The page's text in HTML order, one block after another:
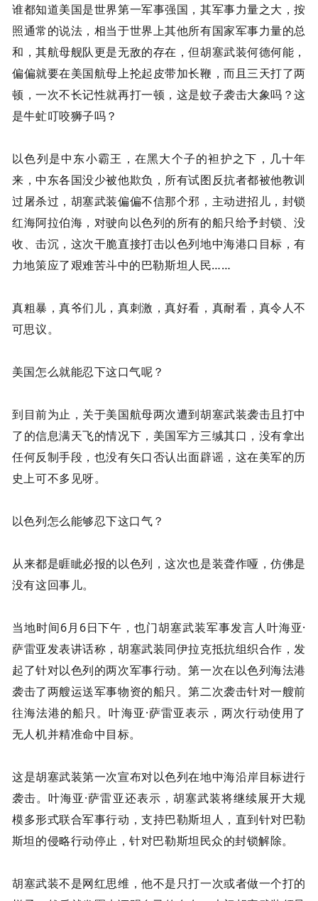
谁都知道美国是世界第一军事强国，其军事力量之大，按
照通常的说法，相当于世界上其他所有国家军事力量的总
和，其航母舰队更是无敌的存在，但胡塞武装何德何能，
偏偏就要在美国航母上抡起皮带加长鞭，而且三天打了两
顿，一次不长记性就再打一顿，这是蚊子袭击大象吗？这
是牛虻叮咬狮子吗？
以色列是中东小霸王，在黑大个子的袒护之下，几十年
来，中东各国没少被他欺负，所有试图反抗者都被他教训
过屠杀过，胡塞武装偏偏不信那个邪，主动进招儿，封锁
红海阿拉伯海，对驶向以色列的所有的船只给予封锁、没
收、击沉，这次干脆直接打击以色列地中海港口目标，有
力地策应了艰难苦斗中的巴勒斯坦人民……
真粗暴，真爷们儿，真刺激，真好看，真耐看，真令人不
可思议。
美国怎么就能忍下这口气呢？
到目前为止，关于美国航母两次遭到胡塞武装袭击且打中
了的信息满天飞的情况下，美国军方三缄其口，没有拿出
任何反制手段，也没有矢口否认出面辟谣，这在美军的历
史上可不多见呀。
以色列怎么能够忍下这口气？
从来都是睚眦必报的以色列，这次也是装聋作哑，仿佛是
没有这回事儿。
当地时间6月6日下午，也门胡塞武装军事发言人叶海亚·
萨雷亚发表讲话称，胡塞武装同伊拉克抵抗组织合作，发
起了针对以色列的两次军事行动。第一次在以色列海法港
袭击了两艘运送军事物资的船只。第二次袭击针对一艘前
往海法港的船只。叶海亚·萨雷亚表示，两次行动使用了
无人机并精准命中目标。
这是胡塞武装第一次宣布对以色列在地中海沿岸目标进行
袭击。叶海亚·萨雷亚还表示，胡塞武装将继续展开大规
模多形式联合军事行动，支持巴勒斯坦人，直到针对巴勒
斯坦的侵略行动停止，针对巴勒斯坦民众的封锁解除。
胡塞武装不是网红思维，他不是只打一次或者做一个打的